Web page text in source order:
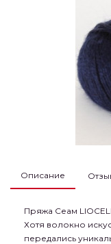
Описание
Пряжа Сеам
Хотя волокно
передались